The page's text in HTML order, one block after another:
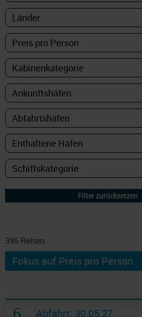
395 Reisen
Abfahrt: 30.05.27